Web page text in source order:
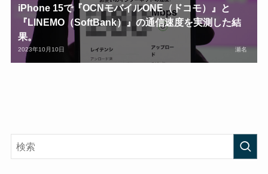
iPhone 15で『OCNモバイルONE（ドコモ）』と
『LINEMO（SoftBank）』の通信速度を実測した結
果。
2023年10月10日 瀬名